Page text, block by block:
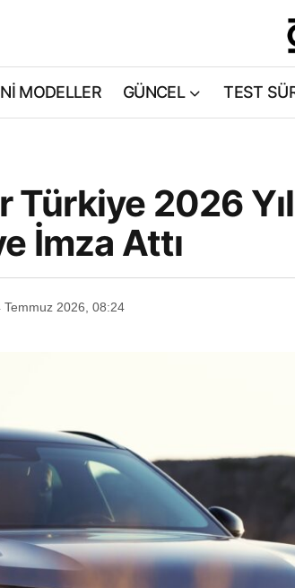
MODELLER GÜNCEL TEST
2026
İmza Attı
Temmuz 2026, 08:24